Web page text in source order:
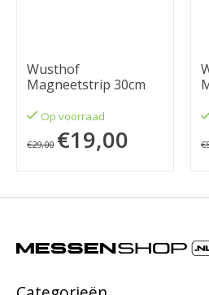
Wusthof
Magneetstrip 30cm
Op voorraad
€29,00 €19,00